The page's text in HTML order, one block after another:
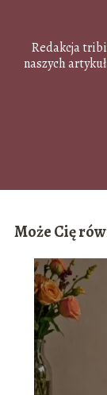
Redakcja
naszych
Może Cię